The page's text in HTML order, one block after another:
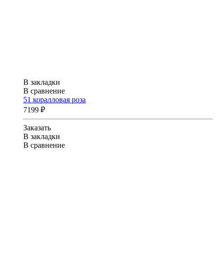
В закладки
В сравнение
51 коралловая роза
7199 ₽
Заказать
В закладки
В сравнение